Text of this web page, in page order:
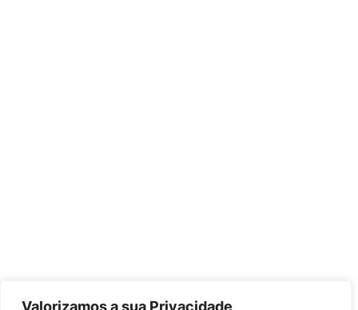
Valorizamos a sua Privacidade